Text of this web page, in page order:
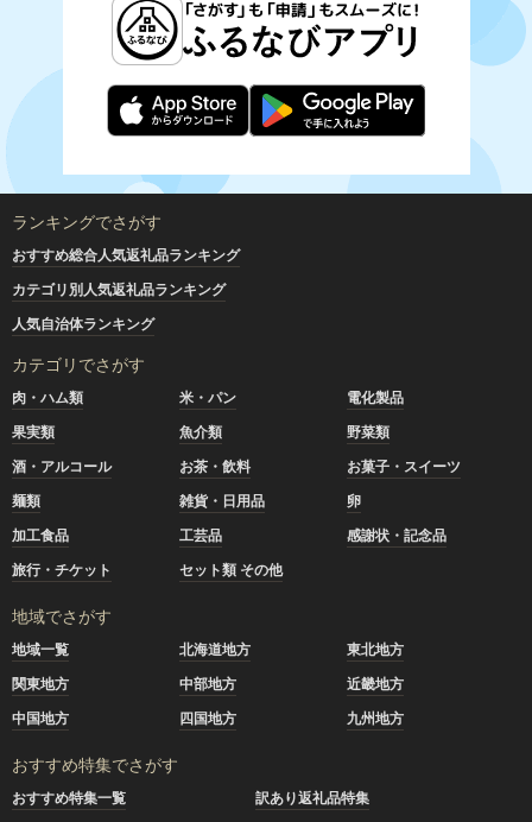
ランキングでさがす
おすすめ総合人気返礼品ランキング
カテゴリ別人気返礼品ランキング
人気自治体ランキング
カテゴリでさがす
肉・ハム類 米・パン
電化製品
果実類
魚介類
野菜類
酒・アルコール
お茶・飲料
お菓子・スイーツ
麺類
雑貨・日用品
卵
加工食品
工芸品
感謝状・記念品
旅行・チケット
セット類 その他
地域でさがす
地域一覧 北海道地方
東北地方
関東地方
中部地方
近畿地方
中国地方
四国地方 九州地方
おすすめ特集でさがす
おすすめ特集一覧
訳あり返礼品特集